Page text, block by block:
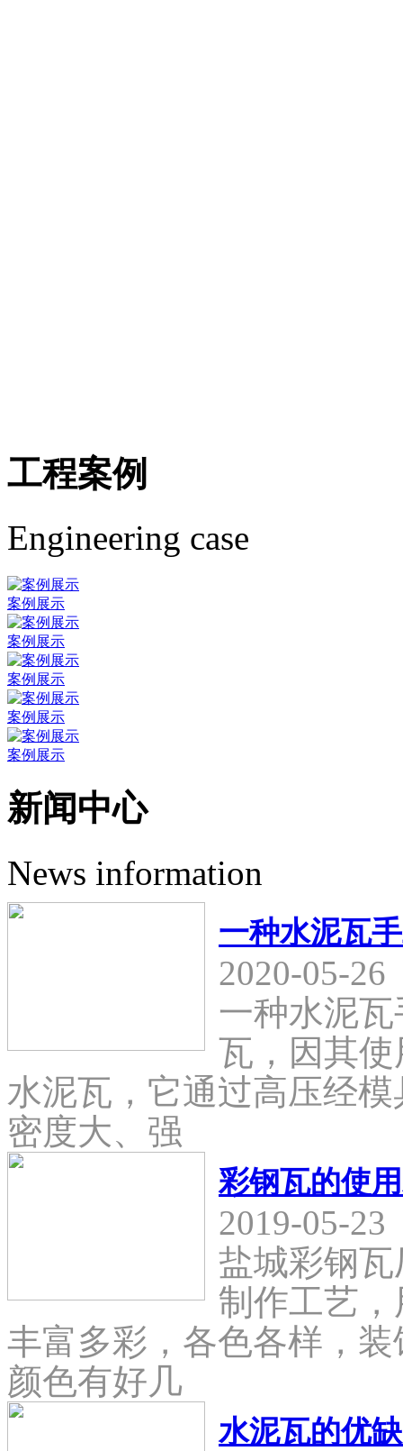
工程案例
Engineering case
案例展示
案例展示
案例展示
案例展示
案例展示
新闻中心
News information
一种水泥瓦
2020-05-26
一种水泥
瓦，因其
水泥瓦，它通过高压经
密度大、强
彩钢瓦的使
2019-05-23
盐城彩钢
制作工艺
丰富多彩，各色各样，
颜色有好几
水泥瓦的优